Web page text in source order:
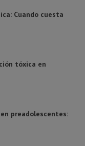
Cuando cuesta
tóxica en
preadolescentes: